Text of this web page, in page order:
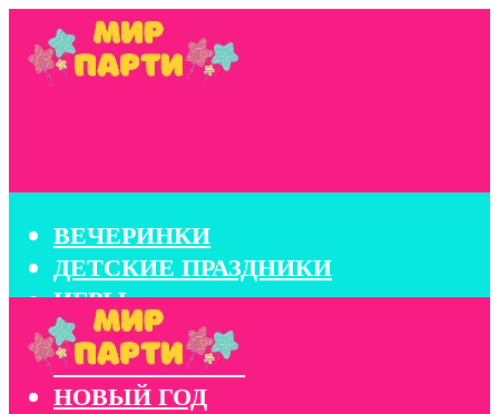
ВЕЧЕРИНКИ
ДЕТСКИЕ ПРАЗДНИКИ
ИГРЫ
КОНКУРСЫ
КОРПОРАТИВЫ
НОВЫЙ ГОД